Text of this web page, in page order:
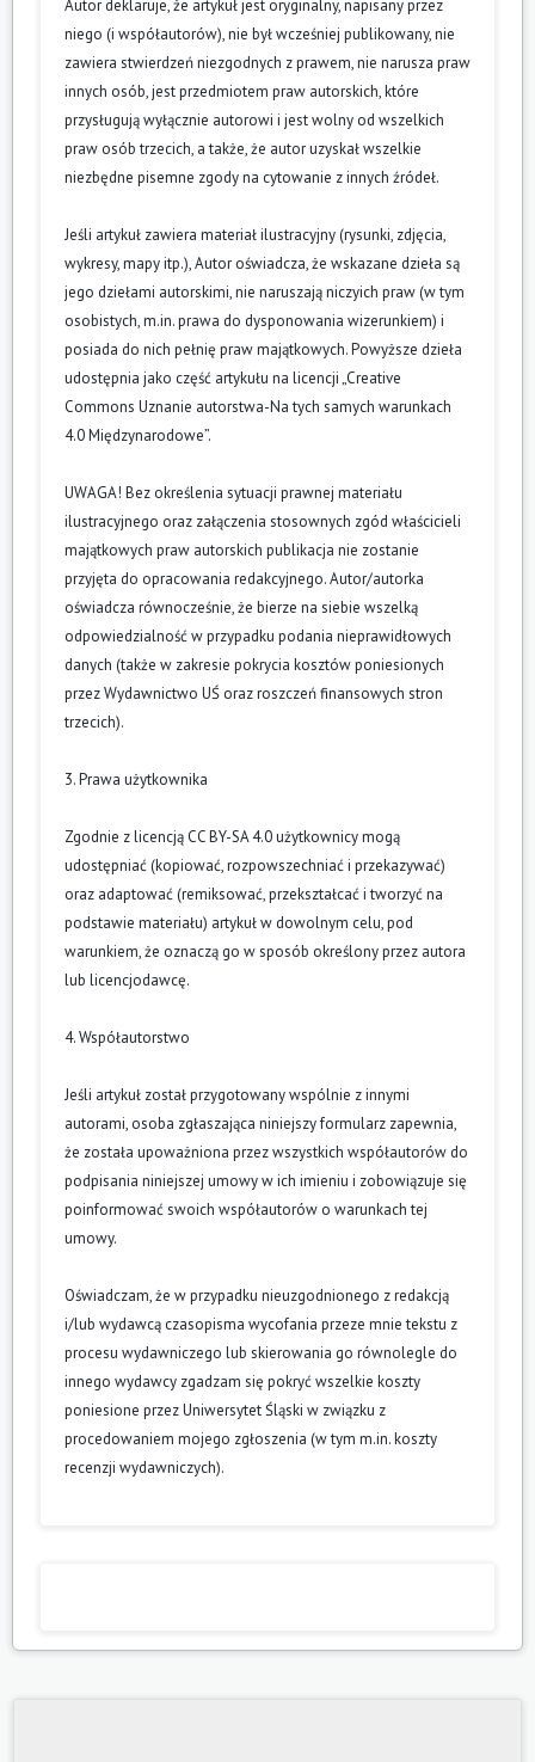
Autor deklaruje, że artykuł jest oryginalny, napisany przez
niego (i współautorów), nie był wcześniej publikowany, nie
zawiera stwierdzeń niezgodnych z prawem, nie narusza praw
innych osób, jest przedmiotem praw autorskich, które
przysługują wyłącznie autorowi i jest wolny od wszelkich
praw osób trzecich, a także, że autor uzyskał wszelkie
niezbędne pisemne zgody na cytowanie z innych źródeł.
Jeśli artykuł zawiera materiał ilustracyjny (rysunki, zdjęcia,
wykresy, mapy itp.), Autor oświadcza, że wskazane dzieła są
jego dziełami autorskimi, nie naruszają niczyich praw (w tym
osobistych, m.in. prawa do dysponowania wizerunkiem) i
posiada do nich pełnię praw majątkowych. Powyższe dzieła
udostępnia jako część artykułu na licencji „Creative
Commons Uznanie autorstwa-Na tych samych warunkach
4.0 Międzynarodowe”.
UWAGA! Bez określenia sytuacji prawnej materiału
ilustracyjnego oraz załączenia stosownych zgód właścicieli
majątkowych praw autorskich publikacja nie zostanie
przyjęta do opracowania redakcyjnego. Autor/autorka
oświadcza równocześnie, że bierze na siebie wszelką
odpowiedzialność w przypadku podania nieprawidłowych
danych (także w zakresie pokrycia kosztów poniesionych
przez Wydawnictwo UŚ oraz roszczeń finansowych stron
trzecich).
3. Prawa użytkownika
Zgodnie z licencją CC BY-SA 4.0 użytkownicy mogą
udostępniać (kopiować, rozpowszechniać i przekazywać)
oraz adaptować (remiksować, przekształcać i tworzyć na
podstawie materiału) artykuł w dowolnym celu, pod
warunkiem, że oznaczą go w sposób określony przez autora
lub licencjodawcę.
4. Współautorstwo
Jeśli artykuł został przygotowany wspólnie z innymi
autorami, osoba zgłaszająca niniejszy formularz zapewnia,
że została upoważniona przez wszystkich współautorów do
podpisania niniejszej umowy w ich imieniu i zobowiązuje się
poinformować swoich współautorów o warunkach tej
umowy.
Oświadczam, że w przypadku nieuzgodnionego z redakcją
i/lub wydawcą czasopisma wycofania przeze mnie tekstu z
procesu wydawniczego lub skierowania go równolegle do
innego wydawcy zgadzam się pokryć wszelkie koszty
poniesione przez Uniwersytet Śląski w związku z
procedowaniem mojego zgłoszenia (w tym m.in. koszty
recenzji wydawniczych).